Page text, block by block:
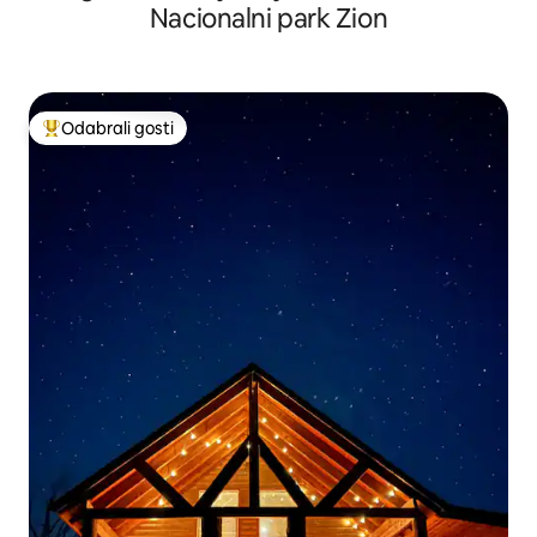
Nacionalni park Zion
Među najviše rangiranima s oznakom „Odabrali gosti”
Odabrali gosti